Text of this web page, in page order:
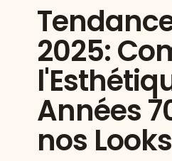
2025:
Années
nos Looks